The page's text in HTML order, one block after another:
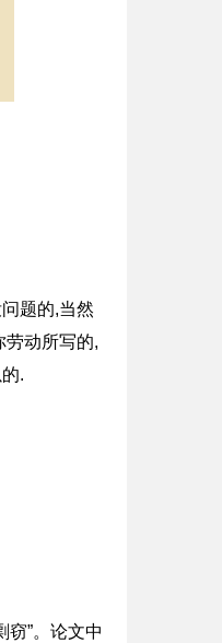
题的,当然
劳动所写的,
.
窃”。论文中